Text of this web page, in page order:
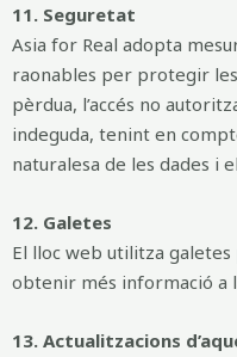
11. Seguretat
Asia for Real adopta
raonables per protegir
pèrdua, l’accés no
indeguda, tenint en
naturalesa de les dades i
12. Galetes
El lloc web utilitza
obtenir més informació a
13. Actualitzacions